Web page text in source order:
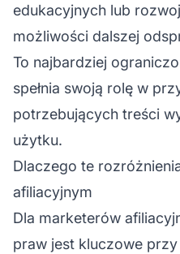
edukacyjnych lub
możliwości dalszej
To najbardziej
spełnia swoją rolę w
potrzebujących treści
użytku.
Dlaczego te
afiliacyjnym
Dla marketerów
praw jest kluczowe